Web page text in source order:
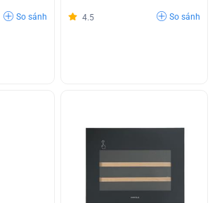
So sánh 4.5 So sánh